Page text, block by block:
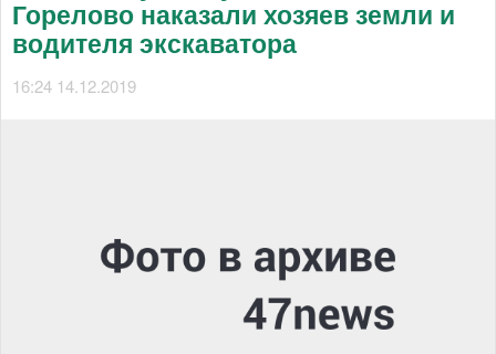
Горелово наказали хозяев земли и
водителя экскаватора
16:24 14.12.2019